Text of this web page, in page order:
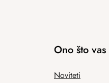
Ono što
Noviteti